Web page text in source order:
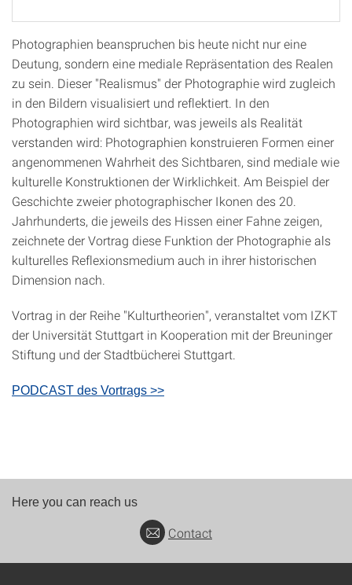
Photographien beanspruchen bis heute nicht nur eine
Deutung, sondern eine mediale Repräsentation des Realen
zu sein. Dieser "Realismus" der Photographie wird zugleich
in den Bildern visualisiert und reflektiert. In den
Photographien wird sichtbar, was jeweils als Realität
verstanden wird: Photographien konstruieren Formen einer
angenommenen Wahrheit des Sichtbaren, sind mediale wie
kulturelle Konstruktionen der Wirklichkeit. Am Beispiel der
Geschichte zweier photographischer Ikonen des 20.
Jahrhunderts, die jeweils des Hissen einer Fahne zeigen,
zeichnete der Vortrag diese Funktion der Photographie als
kulturelles Reflexionsmedium auch in ihrer historischen
Dimension nach.
Vortrag in der Reihe "Kulturtheorien", veranstaltet vom IZKT
der Universität Stuttgart in Kooperation mit der Breuninger
Stiftung und der Stadtbücherei Stuttgart.
PODCAST des Vortrags >>
Here you can reach us
Contact